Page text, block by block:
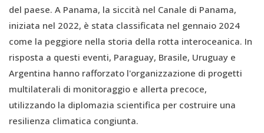
del paese. A Panama, la siccità nel Canale di Panama,
iniziata nel 2022, è stata classificata nel gennaio 2024
come la peggiore nella storia della rotta interoceanica. In
risposta a questi eventi, Paraguay, Brasile, Uruguay e
Argentina hanno rafforzato l'organizzazione di progetti
multilaterali di monitoraggio e allerta precoce,
utilizzando la diplomazia scientifica per costruire una
resilienza climatica congiunta.